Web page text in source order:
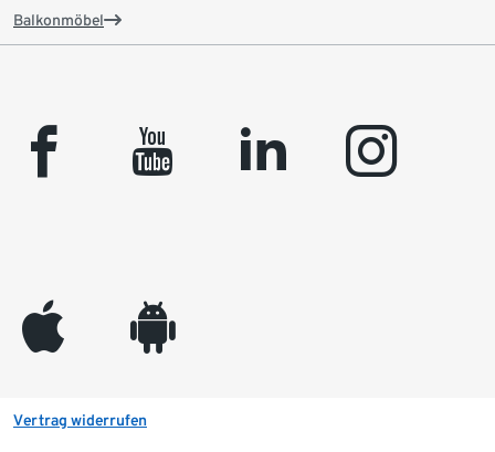
Balkonmöbel
facebook youtube linkedin instagram
appleinc android
Vertrag widerrufen